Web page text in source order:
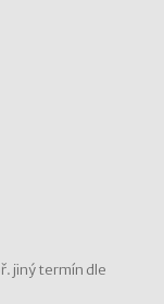
jiný termín dle